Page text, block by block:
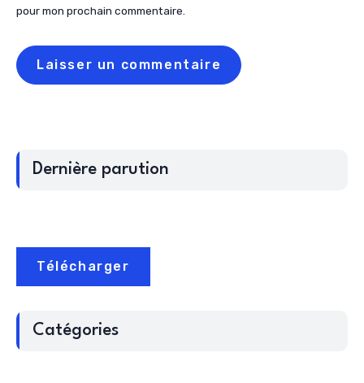
pour mon prochain commentaire.
Dernière parution
Télécharger
Catégories